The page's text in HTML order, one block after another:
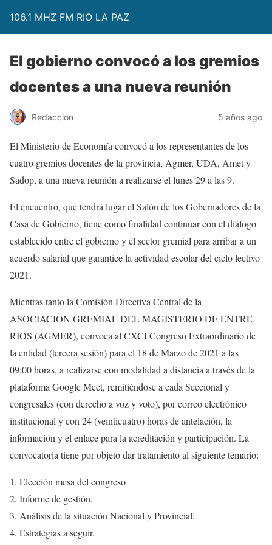
106.1 MHZ FM RIO LA PAZ
El gobierno convocó a los gremios
docentes a una nueva reunión
Redaccion 5 años ago
El Ministerio de Economía convocó a los representantes de los
cuatro gremios docentes de la provincia, Agmer, UDA, Amet y
Sadop, a una nueva reunión a realizarse el lunes 29 a las 9.
El encuentro, que tendrá lugar el Salón de los Gobernadores de la
Casa de Gobierno, tiene como finalidad continuar con el diálogo
establecido entre el gobierno y el sector gremial para arribar a un
acuerdo salarial que garantice la actividad escolar del ciclo lectivo
2021.
Mientras tanto la Comisión Directiva Central de la
ASOCIACION GREMIAL DEL MAGISTERIO DE ENTRE
RIOS (AGMER), convoca al CXCI Congreso Extraordinario de
la entidad (tercera sesión) para el 18 de Marzo de 2021 a las
09:00 horas, a realizarse con modalidad a distancia a través de la
plataforma Google Meet, remitiéndose a cada Seccional y
congresales (con derecho a voz y voto), por correo electrónico
institucional y con 24 (veinticuatro) horas de antelación, la
información y el enlace para la acreditación y participación. La
convocatoria tiene por objeto dar tratamiento al siguiente temario:
Elección mesa del congreso
Informe de gestión.
Análisis de la situación Nacional y Provincial.
Estrategias a seguir.